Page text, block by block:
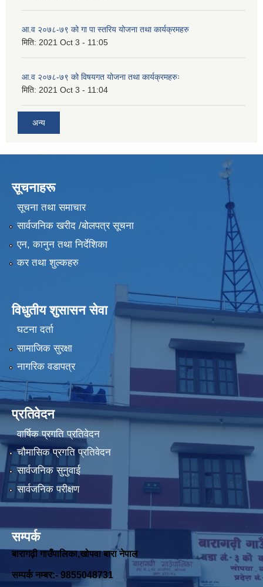
आ.व २०७८-७९ को गा पा स्तरिय योजना तथा कार्यक्रमहरु
मिति: 2021 Oct 3 - 11:05
आ.व २०७८-७९ को विषयगत योजना तथा कार्यक्रमहरुः
मिति: 2021 Oct 3 - 11:04
अन्य
सूचनाहरू
सूचना तथा समाचार
सार्वजनिक खरीद /बोलपत्र सूचना
एन, कानुन तथा निर्देशिका
कर तथा शुल्कहरु
विधुतीय शुसासन सेवा
घटना दर्ता
सामाजिक सुरक्षा
नागरिक वडापत्र
प्रतिवेदन
वार्षिक प्रगति प्रतिवेदन
चौमासिक प्रगति प्रतिवेदन
सार्वजनिक सुनुवाई
सार्वजनिक परीक्षण
सम्पर्क
बारागढ़ी गाउँपालिका,खोपवा बारा नेपाल
सम्पर्क नम्बर:- 9855048731